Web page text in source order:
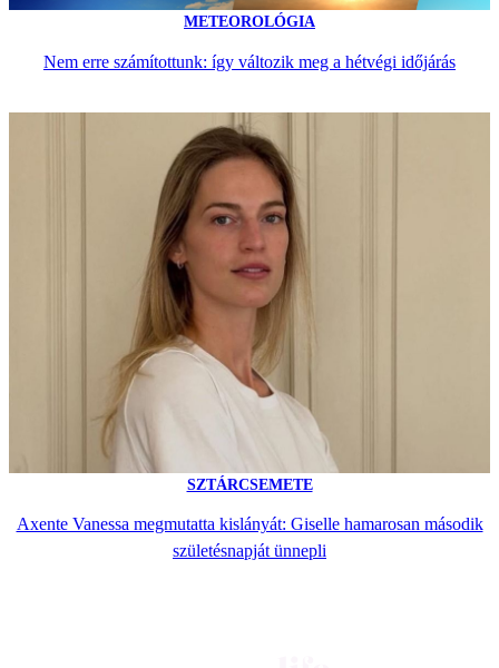
METEOROLÓGIA
Nem erre számítottunk: így változik meg a hétvégi időjárás
SZTÁRCSEMETE
Axente Vanessa megmutatta kislányát: Giselle hamarosan második
születésnapját ünnepli